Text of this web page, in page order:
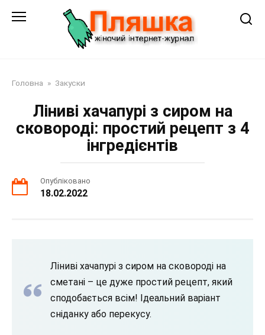
Головна » Закуски
Ліниві хачапурі з сиром на
сковороді: простий рецепт з 4
інгредієнтів
Опубліковано
18.02.2022
Ліниві хачапурі з сиром на сковороді на
сметані – це дуже простий рецепт, який
сподобається всім! Ідеальний варіант
сніданку або перекусу.